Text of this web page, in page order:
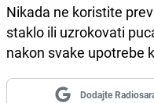
Nikada ne koristite
staklo ili uzrokovati
nakon svake upotrebe
Dodajte